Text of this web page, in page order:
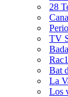
28
TV
Bat
La
Los